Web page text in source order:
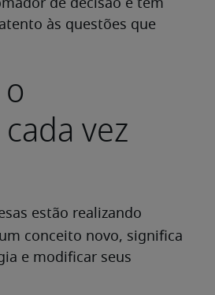
de decisão e tem
às questões que
vez
estão realizando
conceito novo, significa
e modificar seus